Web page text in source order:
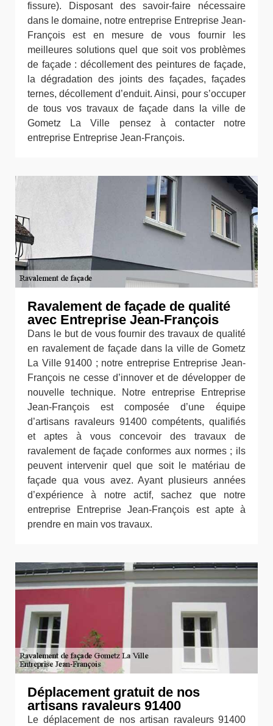
fissure). Disposant des savoir-faire nécessaire
dans le domaine, notre entreprise Entreprise Jean-
François est en mesure de vous fournir les
meilleures solutions quel que soit vos problèmes
de façade : décollement des peintures de façade,
la dégradation des joints des façades, façades
ternes, décollement d’enduit. Ainsi, pour s’occuper
de tous vos travaux de façade dans la ville de
Gometz La Ville pensez à contacter notre
entreprise Entreprise Jean-François.
Ravalement de façade de qualité
avec Entreprise Jean-François
Dans le but de vous fournir des travaux de qualité
en ravalement de façade dans la ville de Gometz
La Ville 91400 ; notre entreprise Entreprise Jean-
François ne cesse d’innover et de développer de
nouvelle technique. Notre entreprise Entreprise
Jean-François est composée d’une équipe
d’artisans ravaleurs 91400 compétents, qualifiés
et aptes à vous concevoir des travaux de
ravalement de façade conformes aux normes ; ils
peuvent intervenir quel que soit le matériau de
façade qua vous avez. Ayant plusieurs années
d’expérience à notre actif, sachez que notre
entreprise Entreprise Jean-François est apte à
prendre en main vos travaux.
Déplacement gratuit de nos
artisans ravaleurs 91400
Le déplacement de nos artisan ravaleurs 91400